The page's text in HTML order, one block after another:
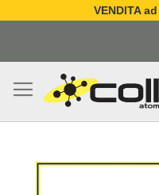
VENDITA